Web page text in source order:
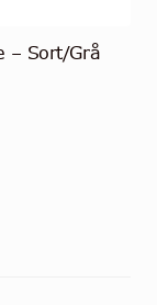
– Sort/Grå